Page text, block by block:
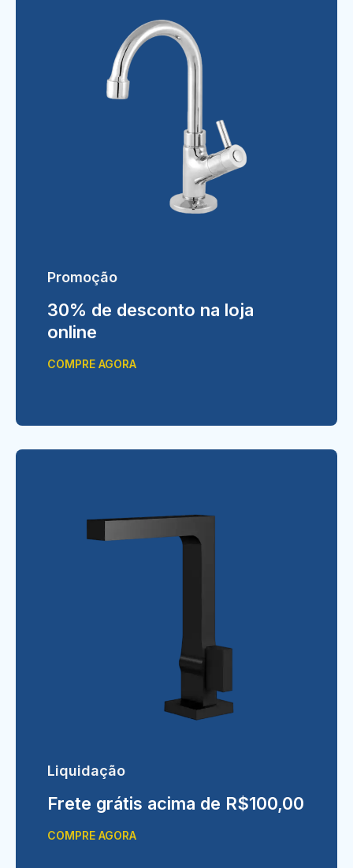
Promoção
30% de desconto na loja
online
COMPRE AGORA
Liquidação
Frete grátis acima de R$100,00
COMPRE AGORA